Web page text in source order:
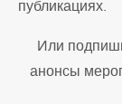
публикациях.
Или
анонсы